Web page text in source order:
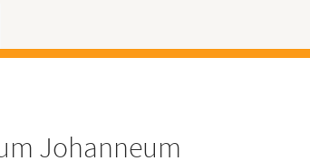
Johanneum